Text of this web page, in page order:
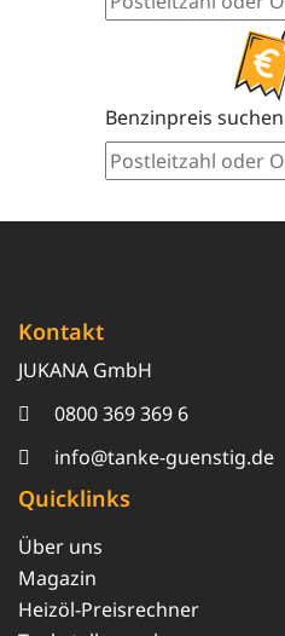
Benzinpreis suchen
Kontakt
JUKANA GmbH
0800 369 369 6
info@tanke-guenstig.de
Quicklinks
Über uns
Magazin
Heizöl-Preisrechner